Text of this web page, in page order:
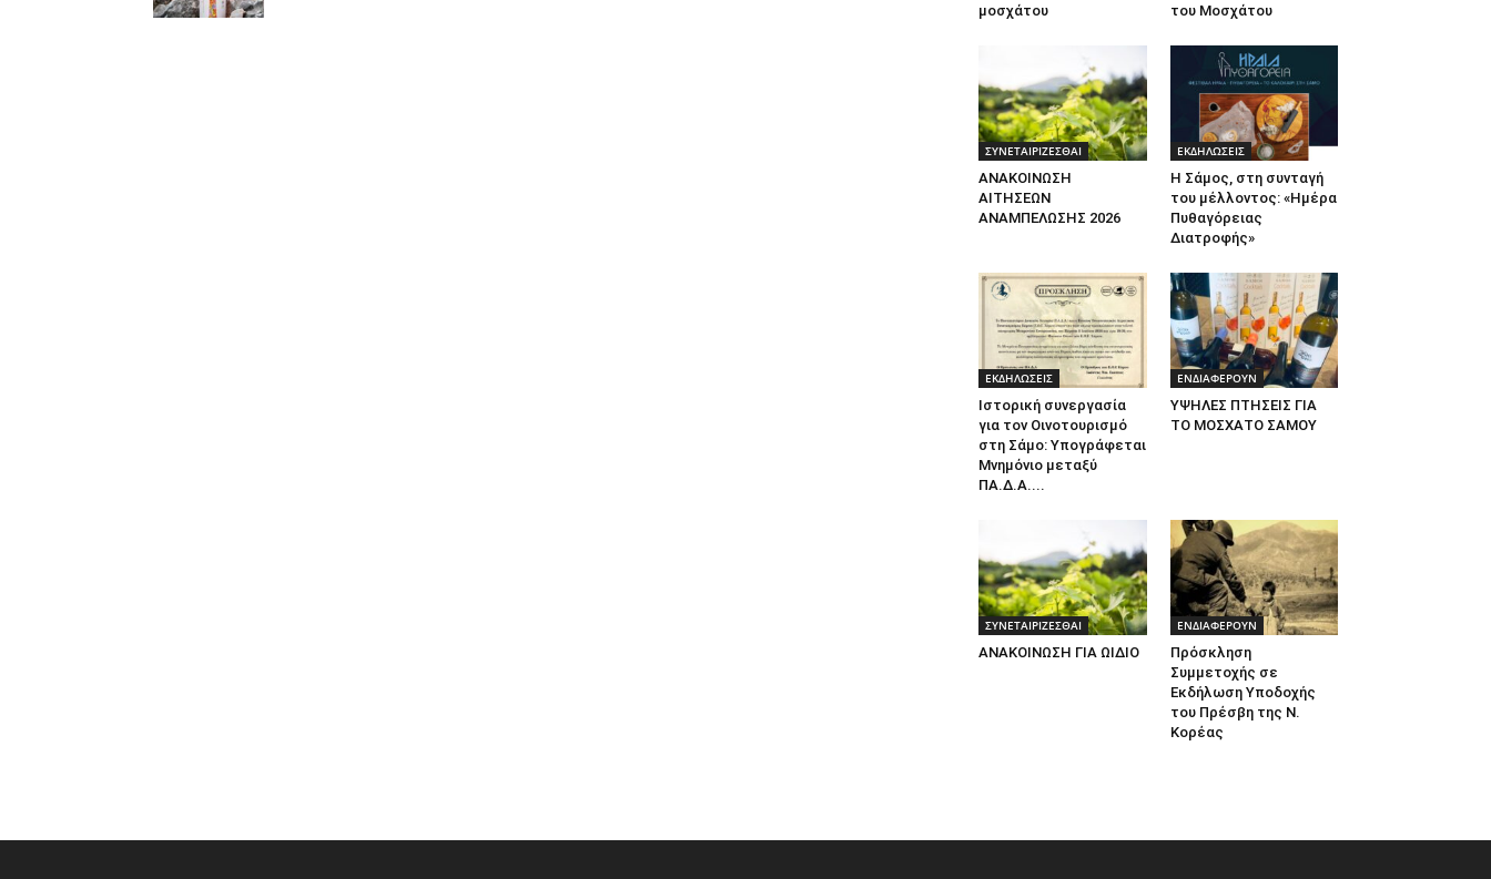
μοσχάτου
του Μοσχάτου
ΣΥΝΕΤΑΙΡΙΖΕΣΘΑΙ
ΑΝΑΚΟΙΝΩΣΗ
ΑΙΤΗΣΕΩΝ
ΑΝΑΜΠΕΛΩΣΗΣ 2026
ΕΚΔΗΛΩΣΕΙΣ
Η Σάμος, στη συνταγή
του μέλλοντος: «Ημέρα
Πυθαγόρειας
Διατροφής»
ΕΚΔΗΛΩΣΕΙΣ
Ιστορική συνεργασία
για τον Οινοτουρισμό
στη Σάμο: Υπογράφεται
Μνημόνιο μεταξύ
ΠΑ.Δ.Α....
ΕΝΔΙΑΦΕΡΟΥΝ
ΥΨΗΛΕΣ ΠΤΗΣΕΙΣ ΓΙΑ
ΤΟ ΜΟΣΧΑΤΟ ΣΑΜΟΥ
ΣΥΝΕΤΑΙΡΙΖΕΣΘΑΙ
ΑΝΑΚΟΙΝΩΣΗ ΓΙΑ ΩΙΔΙΟ
ΕΝΔΙΑΦΕΡΟΥΝ
Πρόσκληση
Συμμετοχής σε
Εκδήλωση Υποδοχής
του Πρέσβη της Ν.
Κορέας